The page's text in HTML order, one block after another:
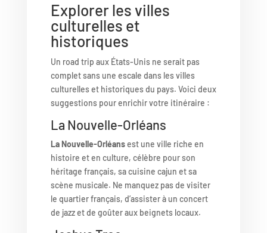
Explorer les villes
culturelles et
historiques
Un road trip aux États-Unis ne serait pas
complet sans une escale dans les villes
culturelles et historiques du pays. Voici deux
suggestions pour enrichir votre itinéraire :
La Nouvelle-Orléans
La Nouvelle-Orléansest une ville riche en
histoire et en culture, célèbre pour son
héritage français, sa cuisine cajun et sa
scène musicale. Ne manquez pas de visiter
le quartier français, d’assister à un concert
de jazz et de goûter aux beignets locaux.